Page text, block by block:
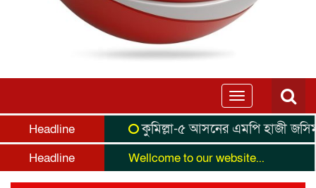
Toggle
navigation
Headline
কুমিল্লা-৫ আসনের এমপি হাজী জসিম
Headline Wellcome to our website...